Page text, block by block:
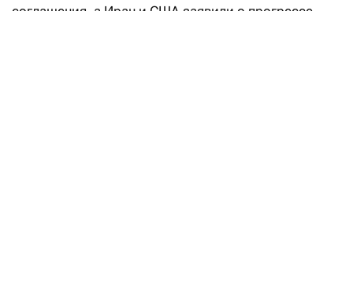
соглашения, а Иран и США заявили о прогрессе